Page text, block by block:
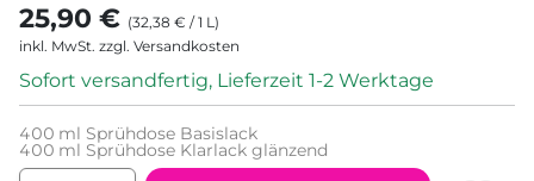
25,90 € (32,38 € /1 L )
inkl. MwSt. zzgl. Versandkosten
Sofort versandfertig, Lieferzeit 1-2 Werktage
400 ml Sprühdose Basislack
400 ml Sprühdose Klarlack glänzend